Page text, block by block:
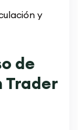
y
de
Trader